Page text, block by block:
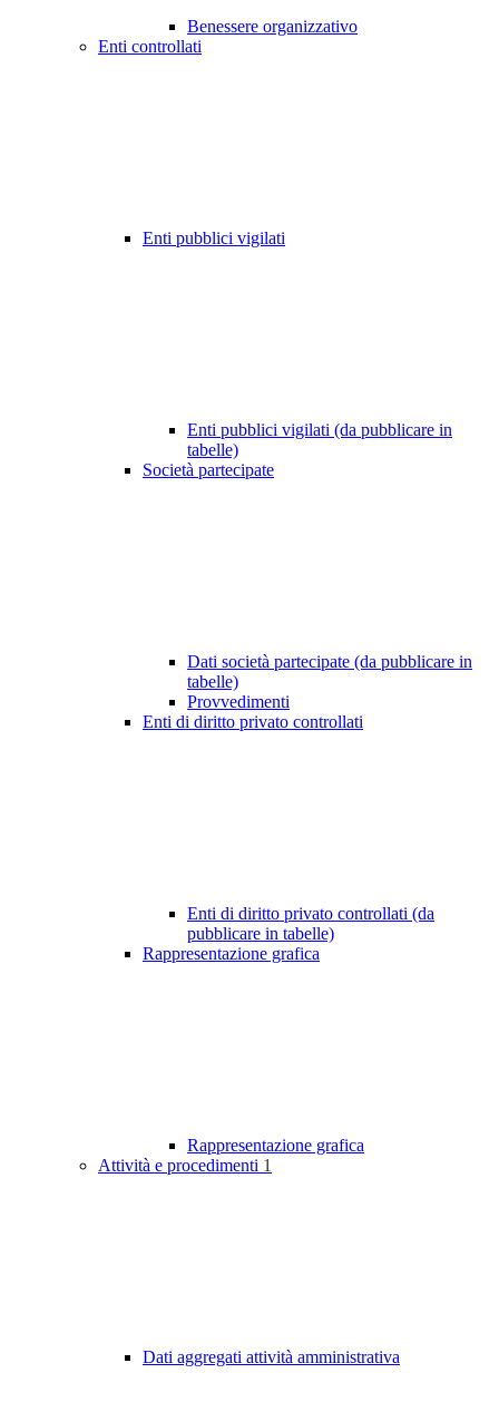
Benessere organizzativo
Enti controllati
Enti pubblici vigilati
Enti pubblici vigilati (da pubblicare in
tabelle)
Società partecipate
Dati società partecipate (da pubblicare in
tabelle)
Provvedimenti
Enti di diritto privato controllati
Enti di diritto privato controllati (da
pubblicare in tabelle)
Rappresentazione grafica
Rappresentazione grafica
Attività e procedimenti 1
Dati aggregati attività amministrativa